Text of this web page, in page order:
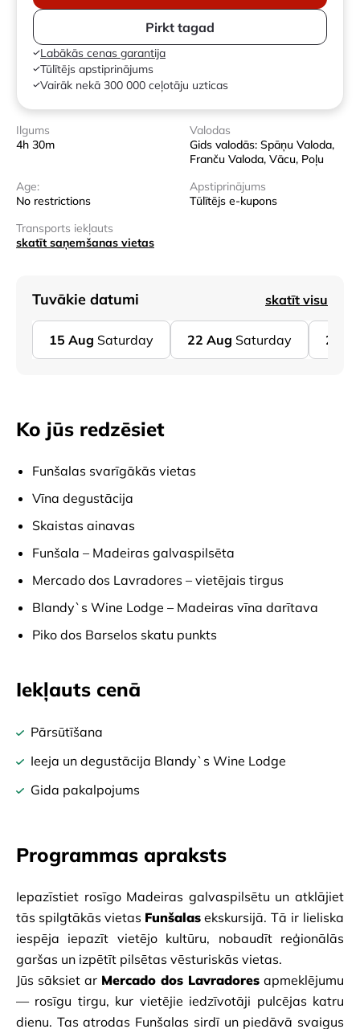
Pirkt tagad
Labākās cenas garantija
Tūlītējs apstiprinājums
Vairāk nekā 300 000 ceļotāju uzticas
Ilgums
4h 30m
Valodas
Gids valodās: Spāņu Valoda,
Franču Valoda, Vācu, Poļu
Age:
No restrictions
Apstiprinājums
Tūlītējs e-kupons
Transports iekļauts
skatīt saņemšanas vietas
Tuvākie datumi skatīt visu
15 Aug Saturday 22 Aug Saturday 29
Ko jūs redzēsiet
Funšalas svarīgākās vietas
Vīna degustācija
Skaistas ainavas
Funšala – Madeiras galvaspilsēta
Mercado dos Lavradores – vietējais tirgus
Blandy`s Wine Lodge – Madeiras vīna darītava
Piko dos Barselos skatu punkts
Iekļauts cenā
Pārsūtīšana
Ieeja un degustācija Blandy`s Wine Lodge
Gida pakalpojums
Programmas apraksts
Iepazīstiet rosīgo Madeiras galvaspilsētu un atklājiet
tās spilgtākās vietas Funšalas ekskursijā. Tā ir lieliska
iespēja iepazīt vietējo kultūru, nobaudīt reģionālās
garšas un izpētīt pilsētas vēsturiskās vietas.
Jūs sāksiet ar Mercado dos Lavradores apmeklējumu
— rosīgu tirgu, kur vietējie iedzīvotāji pulcējas katru
dienu. Tas atrodas Funšalas sirdī un piedāvā svaigus